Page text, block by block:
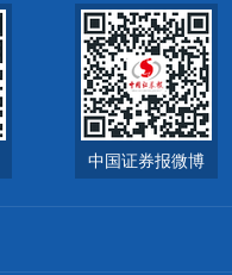
中国证券报微博